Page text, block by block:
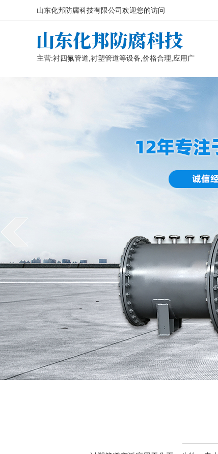
山东化邦防腐科技有限公司欢迎您的访问
主营:衬四氟管道,衬塑管道等设备,价格合理,应用广